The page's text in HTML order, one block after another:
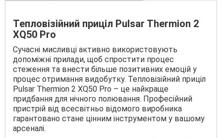
Тепловізійний приціл Pulsar Thermion 2
XQ50 Pro
Сучасні мисливці активно використовують
допоміжні прилади, щоб спростити процес
стеження та внести більше позитивних емоцій у
процес отримання видобутку. Тепловізійний приціл
Pulsar Thermion 2 XQ50 Pro – це найкраще
придбання для нічного полювання. Професійний
пристрій від всесвітньо відомого виробника
гарантовано стане цінним інструментом у вашому
арсеналі.